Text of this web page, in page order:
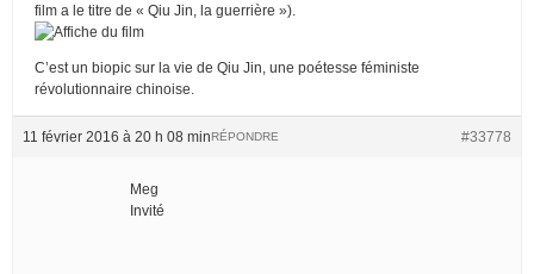
film a le titre de « Qiu Jin, la guerrière »).
C’est un biopic sur la vie de Qiu Jin, une poétesse féministe
révolutionnaire chinoise.
11 février 2016 à 20 h 08 min #33778
RÉPONDRE
Meg
Invité